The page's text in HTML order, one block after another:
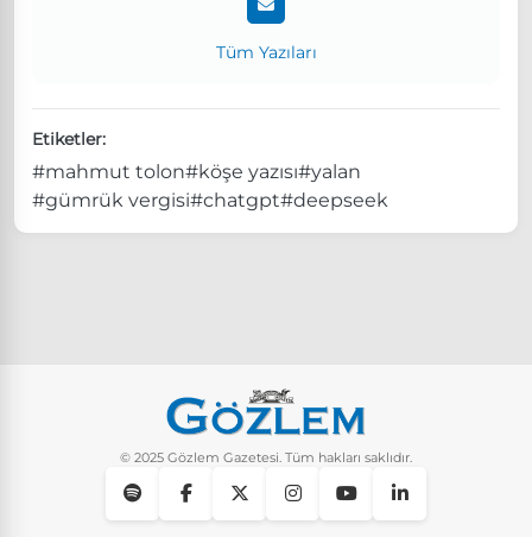
Tüm Yazıları
Etiketler:
#mahmut tolon#köşe yazısı#yalan
#gümrük vergisi#chatgpt#deepseek
© 2025 Gözlem Gazetesi. Tüm hakları saklıdır.